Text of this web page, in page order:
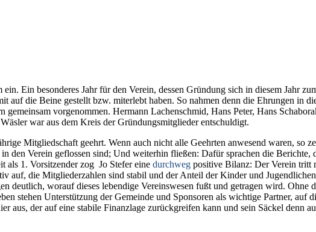
Ein besonderes Jahr für den Verein, dessen Gründung sich in diesem Jahr
auf die Beine gestellt bzw. miterlebt haben. So nahmen denn die Ehrungen in
vorgenommen. Hermann Lachenschmid, Hans Peter, Hans
war aus dem Kreis der Gründungsmitglieder entschuldigt.
Mitgliedschaft geehrt. Wenn auch nicht alle Geehrten anwesend waren, so
den Verein geflossen sind; Und weiterhin fließen: Dafür sprachen die Berichte,
als 1. Vorsitzender zog Jo Stefer eine durchweg positive Bilanz: Der Verein tritt
auf, die Mitgliederzahlen sind stabil und der Anteil der Kinder und
deutlich, worauf dieses lebendige Vereinswesen fußt und getragen wird. Ohne
stehen Unterstützung der Gemeinde und Sponsoren als wichtige Partner, auf
aus, der auf eine stabile Finanzlage zurückgreifen kann und sein Säckel denn